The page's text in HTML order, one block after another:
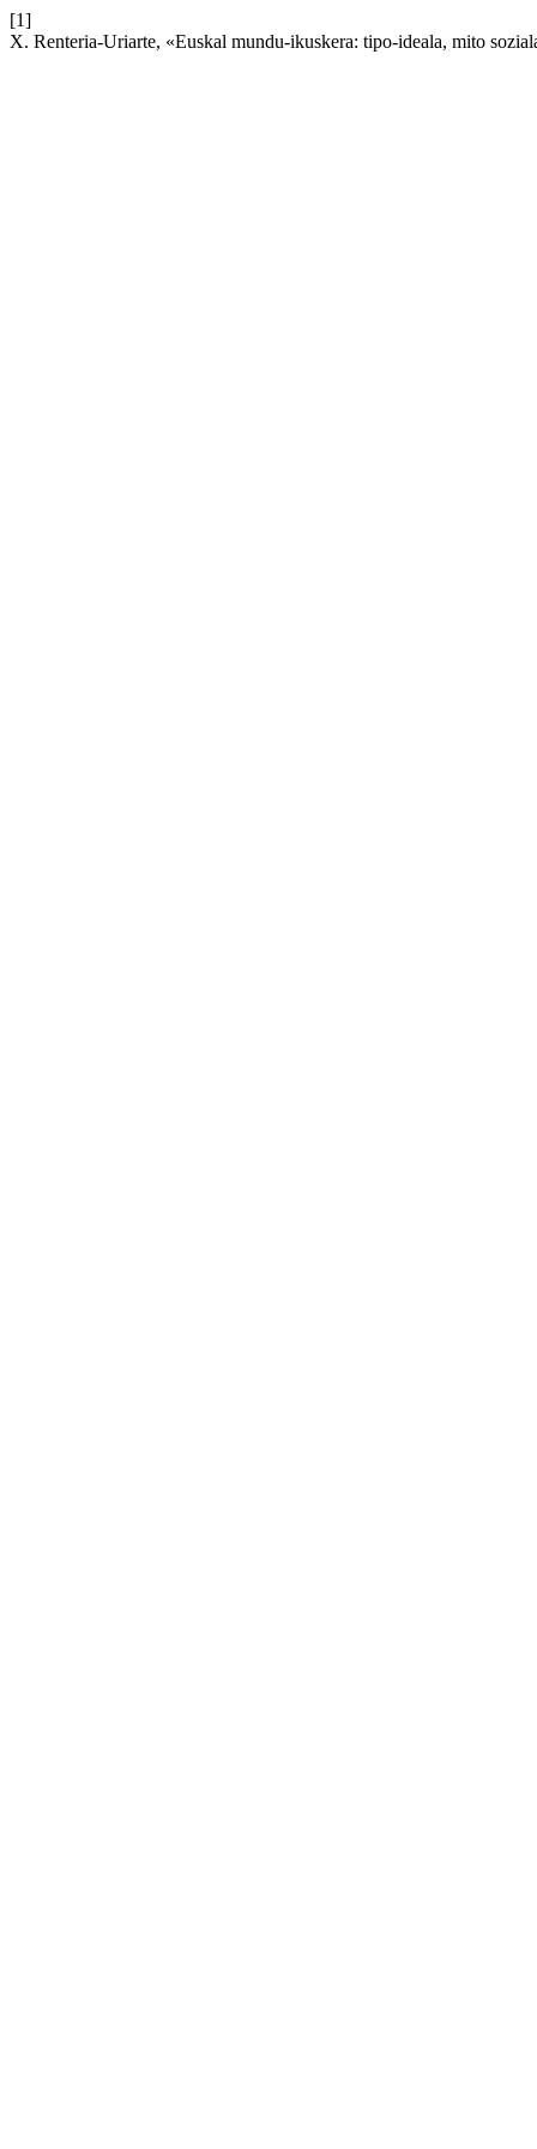
[1]
X. Renteria-Uriarte, «Euskal mundu-ikuskera: tipo-ideala, mito